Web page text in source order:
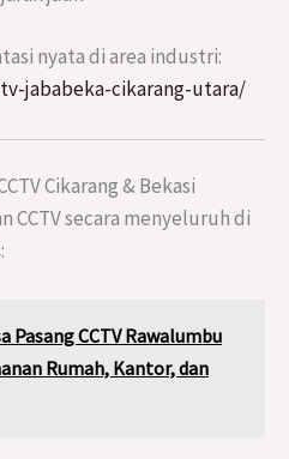
nyata di area industri:
jababeka-cikarang-utara/
Cikarang & Bekasi
CCTV secara menyeluruh di
Pasang CCTV Rawalumbu
Rumah, Kantor, dan